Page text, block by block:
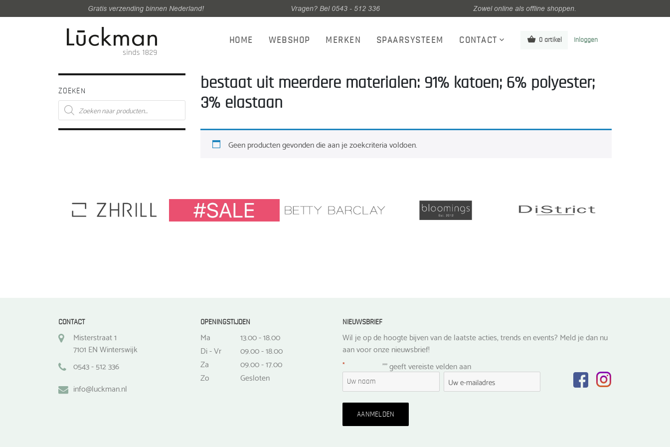
Gratis verzending binnen Nederland! Vragen? Bel 0543 - 512 336 Zowel online als offline shoppen.
HOME WEBSHOP MERKEN SPAARSYSTEEM CONTACT 0 artikel Inloggen
ZOEKEN
Producten
zoeken
bestaat uit meerdere materialen: 91% katoen; 6% polyester;
3% elastaan
Geen producten gevonden die aan je zoekcriteria voldoen.
CONTACT
Misterstraat 1
7101 EN Winterswijk
0543 - 512 336
info@luckman.nl
OPENINGSTIJDEN
Ma
13.00 - 18.00
Di - Vr
09.00 - 18.00
Za
09.00 - 17.00
Zo
Gesloten
NIEUWSBRIEF
Wil je op de hoogte bijven van de laatste acties, trends en events? Meld je dan nu
aan voor onze nieuwsbrief!
"
* " geeft vereiste velden aan